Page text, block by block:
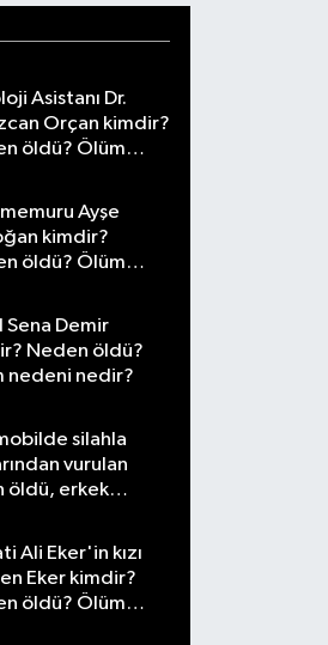
Asistanı Dr.
Orçan kimdir?
öldü? Ölüm
Ayşe
kimdir?
öldü? Ölüm
Sena Demir
Neden öldü?
nedeni nedir?
silahla
vurulan
öldü, erkek
Ali Eker'in kızı
Eker kimdir?
öldü? Ölüm